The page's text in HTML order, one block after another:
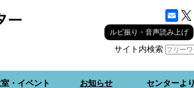
ルビ振り・音声読み上げ
サイト内検索
・イベント お知らせ センターより